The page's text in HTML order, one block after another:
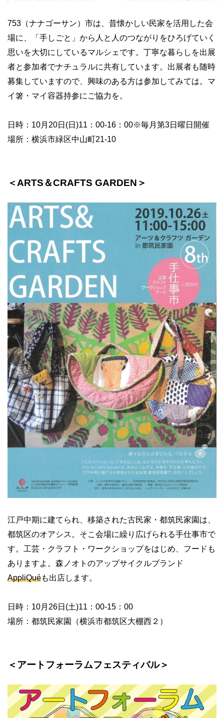
753（ナナゴーサン）市は、昔懐かしい民家を活用した会
場に、「手しごと」から人と人のつながりをひろげていく
思いを大切にしているマルシェです。丁寧な暮らしを出展
者と参加者でナチュラルに共有しています。出展者も随時
募集していますので、興味のある方は参加してみては。マ
イ箸・マイ容器持参にご協力を。
日時：10月20日(日)11：00-16：00※毎月第3日曜日開催
場所：横浜市緑区中山町21-10
＜ARTS＆CRAFTS GARDEN＞
江戸中期に建てられ、移築された古民家・都筑民家園は、
都筑区のオアシス。そこ会場に繰り広げられる手仕事市で
す。工芸・クラフト・ワークショップをはじめ、フードも
ありますよ。森ノオトのアップサイクルブランド
AppliQuéも出店します。
日時：10月26日(土)11：00-15：00
場所：都筑民家園（横浜市都筑区大棚西２）
＜アートフォーラムフェスティバル＞